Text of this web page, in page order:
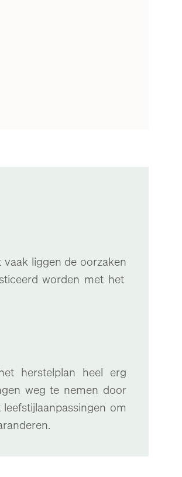
liggen de oorzaken
worden met het
herstelplan heel erg
weg te nemen door
om